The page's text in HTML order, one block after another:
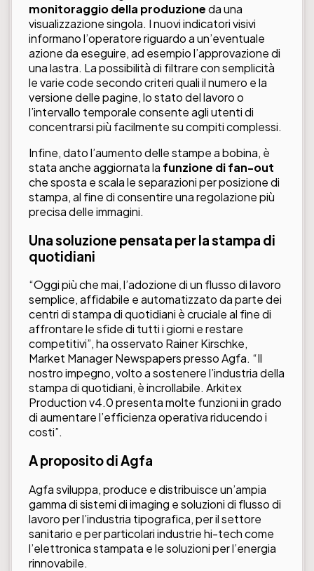
monitoraggio della produzioneda una
visualizzazione singola. I nuovi indicatori visivi
informano l’operatore riguardo a un’eventuale
azione da eseguire, ad esempio l’approvazione di
una lastra. La possibilità di filtrare con semplicità
le varie code secondo criteri quali il numero e la
versione delle pagine, lo stato del lavoro o
l’intervallo temporale consente agli utenti di
concentrarsi più facilmente su compiti complessi.
Infine, dato l’aumento delle stampe a bobina, è
stata anche aggiornata la funzione di fan-out
che sposta e scala le separazioni per posizione di
stampa, al fine di consentire una regolazione più
precisa delle immagini.
Una soluzione pensata per la stampa di
quotidiani
“Oggi più che mai, l’adozione di un flusso di lavoro
semplice, affidabile e automatizzato da parte dei
centri di stampa di quotidiani è cruciale al fine di
affrontare le sfide di tutti i giorni e restare
competitivi”, ha osservato Rainer Kirschke,
Market Manager Newspapers presso Agfa. “Il
nostro impegno, volto a sostenere l’industria della
stampa di quotidiani, è incrollabile. Arkitex
Production v4.0 presenta molte funzioni in grado
di aumentare l’efficienza operativa riducendo i
costi”.
A proposito diAgfa
Agfa sviluppa, produce e distribuisce un’ampia
gamma di sistemi di imaging e soluzioni di flusso di
lavoro per l’industria tipografica, per il settore
sanitario e per particolari industrie hi-tech come
l’elettronica stampata e le soluzioni per l’energia
rinnovabile.